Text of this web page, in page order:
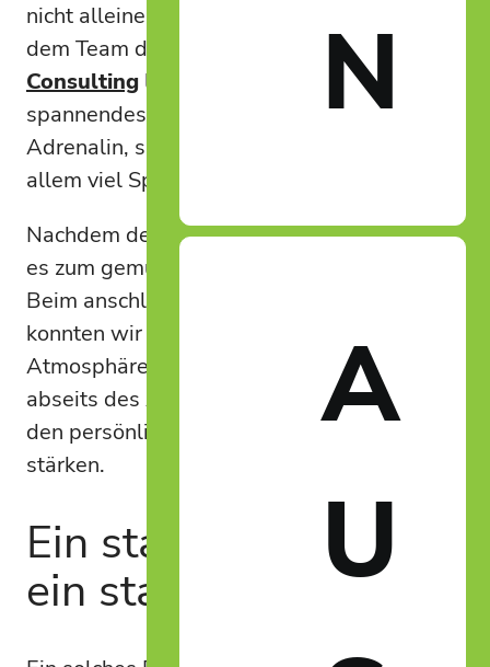
nicht alleine unterwegs. Gemeinsam mit
dem Team der
Spider Netzwerk
Consulting lieferten wir uns ein
spannendes Rennen mit jeder Menge
Adrenalin, sportlichem Ehrgeiz und vor
allem viel Spaß.
Nachdem der Rennsieger gekürt war, ging
es zum gemütlichen Teil des Abends über.
Beim anschließenden gemeinsamen Essen
konnten wir den Tag in entspannter
Atmosphäre ausklingen lassen, uns auch
abseits des Arbeitsalltags austauschen und
den persönlichen Zusammenhalt weiter
stärken.
Ein starkes Netzwerk,
ein starkes Team
N
A
U